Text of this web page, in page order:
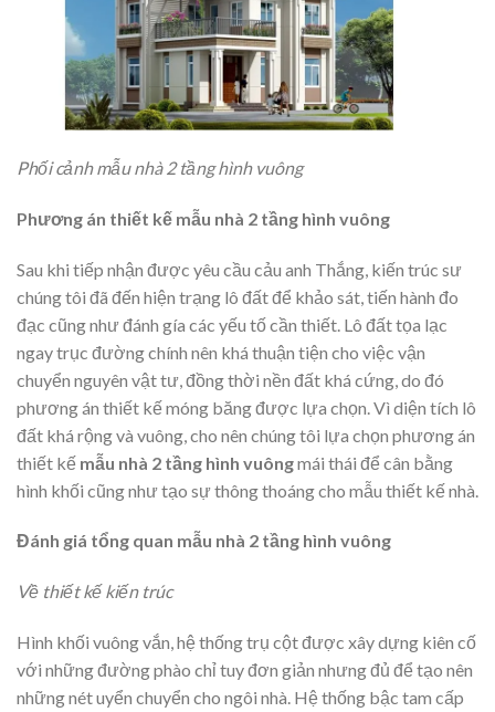
Phối cảnh mẫu nhà 2 tầng hình vuông
Phương án thiết kế mẫu nhà 2 tầng hình vuông
Sau khi tiếp nhận được yêu cầu cảu anh Thắng, kiến trúc sư
chúng tôi đã đến hiện trạng lô đất để khảo sát, tiến hành đo
đạc cũng như đánh gía các yếu tố cần thiết. Lô đất tọa lạc
ngay trục đường chính nên khá thuận tiện cho việc vận
chuyển nguyên vật tư, đồng thời nền đất khá cứng, do đó
phương án thiết kế móng băng được lựa chọn. Vì diện tích lô
đất khá rộng và vuông, cho nên chúng tôi lựa chọn phương án
thiết kế mẫu nhà 2 tầng hình vuôngmái thái để cân bằng
hình khối cũng như tạo sự thông thoáng cho mẫu thiết kế nhà.
Đánh giá tổng quan mẫu nhà 2 tầng hình vuông
Về thiết kế kiến trúc
Hình khối vuông vắn, hệ thống trụ cột được xây dựng kiên cố
với những đường phào chỉ tuy đơn giản nhưng đủ để tạo nên
những nét uyển chuyển cho ngôi nhà. Hệ thống bậc tam cấp